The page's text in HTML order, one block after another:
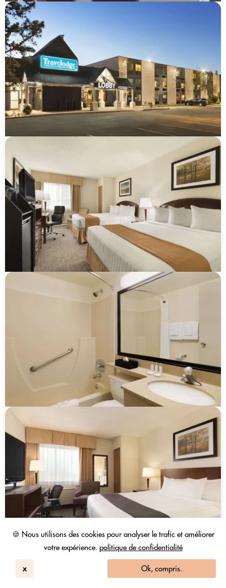
🍪 Nous utilisons des cookies pour analyser le trafic et améliorer
votre expérience. politique de confidentialité
x Ok, compris.